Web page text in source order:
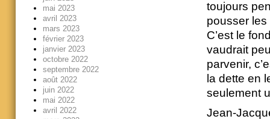
toujours
pousser les
C’est le
vaudrait
parvenir,
la dette en
seulement
Jean-
mai 2023
avril 2023
mars 2023
février 2023
janvier 2023
octobre 2022
septembre 2022
août 2022
juin 2022
mai 2022
avril 2022